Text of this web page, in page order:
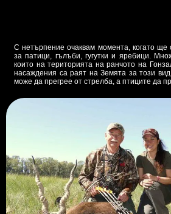
С нетърпение очаквам момента, когато ще
за патици, гълъби, гугутки и яребици.
които на територията на ранчото на
насаждения са раят на Земята за този
може да прегрее от стрелба, а птиците да